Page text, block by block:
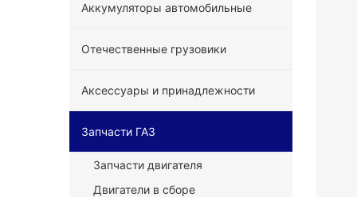
Аккумуляторы автомобильные
Отечественные грузовики
Аксессуары и принадлежности
Запчасти ГАЗ
Запчасти двигателя
Двигатели в сборе